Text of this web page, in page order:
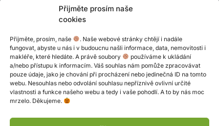
Přijměte prosím naše
cookies
Přijměte, prosím, naše
. Naše webové stránky chtějí i nadále
fungovat, abyste u nás i v budoucnu našli informace, data, nemovitosti i
makléře, které hledáte. A právě soubory
používáme k ukládání
a/nebo přístupu k informacím. Váš souhlas nám pomůže zpracovávat
pouze údaje, jako je chování při procházení nebo jedinečná ID na tomto
webu. Nesouhlas nebo odvolání souhlasu nepříznivě ovlivní určité
vlastnosti a funkce našeho webu a tedy i vaše pohodlí. A to by nás moc
mrzelo. Děkujeme.
sporu, má spotřebitel právo na jeho mimosoudní
řešení. Návrh na mimosoudní řešení sporu podle
podá na Českou obchodní inspekci. Veškeré
podrobnosti k mimosoudnímu řešení jsou
uvedeny na stránkách České obchodní inspekce
www.coi.cz.
Copyright 2020—2026 © QARA. Design